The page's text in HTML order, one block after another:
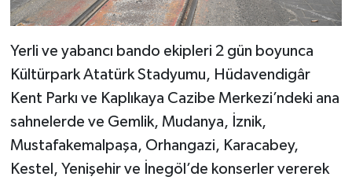
Yerli ve yabancı bando ekipleri 2 gün boyunca
Kültürpark Atatürk Stadyumu, Hüdavendigâr
Kent Parkı ve Kaplıkaya Cazibe Merkezi’ndeki ana
sahnelerde ve Gemlik, Mudanya, İznik,
Mustafakemalpaşa, Orhangazi, Karacabey,
Kestel, Yenişehir ve İnegöl’de konserler vererek